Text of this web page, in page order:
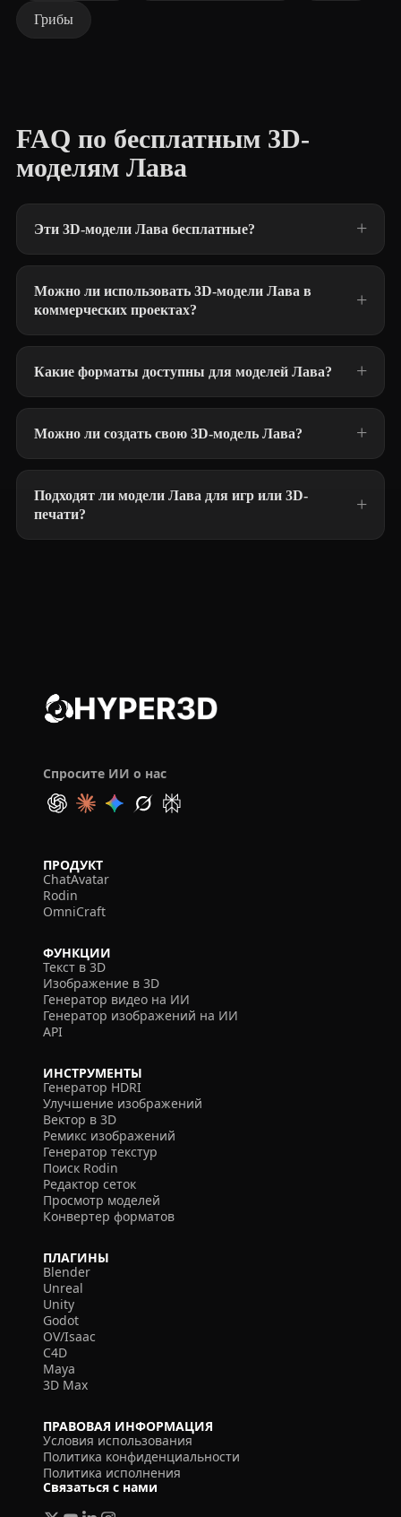
Грибы
FAQ по бесплатным 3D-
моделям Лава
Эти 3D-модели Лава бесплатные?
Можно ли использовать 3D-модели Лава в
коммерческих проектах?
Какие форматы доступны для моделей Лава?
Можно ли создать свою 3D-модель Лава?
Подходят ли модели Лава для игр или 3D-
печати?
Спросите ИИ о нас
ПРОДУКТ
ChatAvatar
Rodin
OmniCraft
ФУНКЦИИ
Текст в 3D
Изображение в 3D
Генератор видео на ИИ
Генератор изображений на ИИ
API
ИНСТРУМЕНТЫ
Генератор HDRI
Улучшение изображений
Вектор в 3D
Ремикс изображений
Генератор текстур
Поиск Rodin
Редактор сеток
Просмотр моделей
Конвертер форматов
ПЛАГИНЫ
Blender
Unreal
Unity
Godot
OV/Isaac
C4D
Maya
3D Max
ПРАВОВАЯ ИНФОРМАЦИЯ
Условия использования
Политика конфиденциальности
Политика исполнения
Связаться с нами